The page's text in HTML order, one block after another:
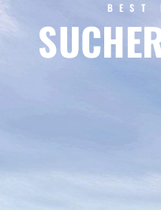
BEST